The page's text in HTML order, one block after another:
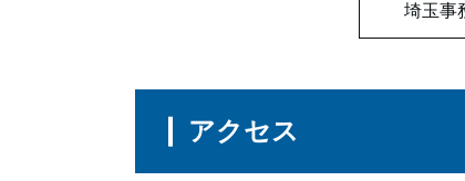
埼玉事
アクセス